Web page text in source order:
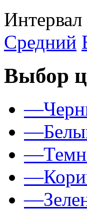
Средний
Выбор
—
—
—
—
—